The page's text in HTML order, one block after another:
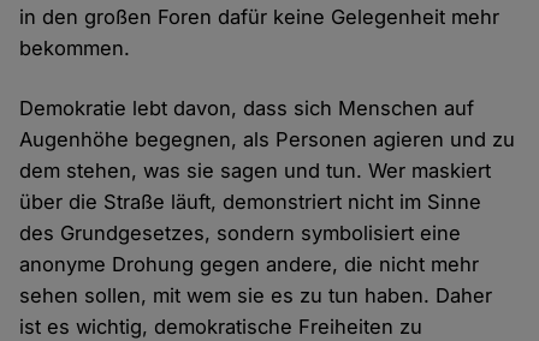
in den großen Foren dafür keine Gelegenheit mehr
bekommen.
Demokratie lebt davon, dass sich Menschen auf
Augenhöhe begegnen, als Personen agieren und zu
dem stehen, was sie sagen und tun. Wer maskiert
über die Straße läuft, demonstriert nicht im Sinne
des Grundgesetzes, sondern symbolisiert eine
anonyme Drohung gegen andere, die nicht mehr
sehen sollen, mit wem sie es zu tun haben. Daher
ist es wichtig, demokratische Freiheiten zu